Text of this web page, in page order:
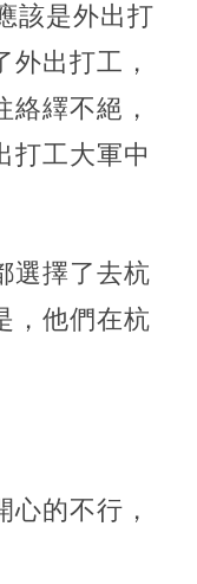
該是外出打
出打工，
繹不絕，
打工大軍中
選擇了去杭
，他們在杭
的不行，